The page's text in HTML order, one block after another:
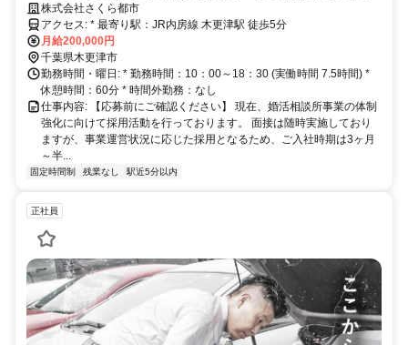
からでもスタートできます
株式会社さくら都市
アクセス: * 最寄り駅：JR内房線 木更津駅 徒歩5分
月給200,000円
千葉県木更津市
勤務時間・曜日: * 勤務時間：10：00～18：30 (実働時間 7.5時間) *
休憩時間：60分 * 時間外勤務：なし
仕事内容: 【応募前にご確認ください】 現在、婚活相談所事業の体制
強化に向けて採用活動を行っております。 面接は随時実施しており
ますが、事業運営状況に応じた採用となるため、ご入社時期は3ヶ月
～半...
固定時間制 残業なし 駅近5分以内
正社員